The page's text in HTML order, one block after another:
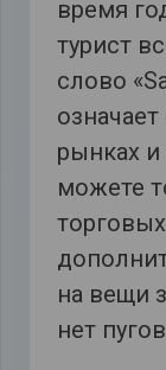
время
турист
слово
рынках и
можете
на вещи
нет